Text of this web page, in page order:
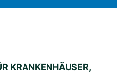
KRANKENHÄUSER,